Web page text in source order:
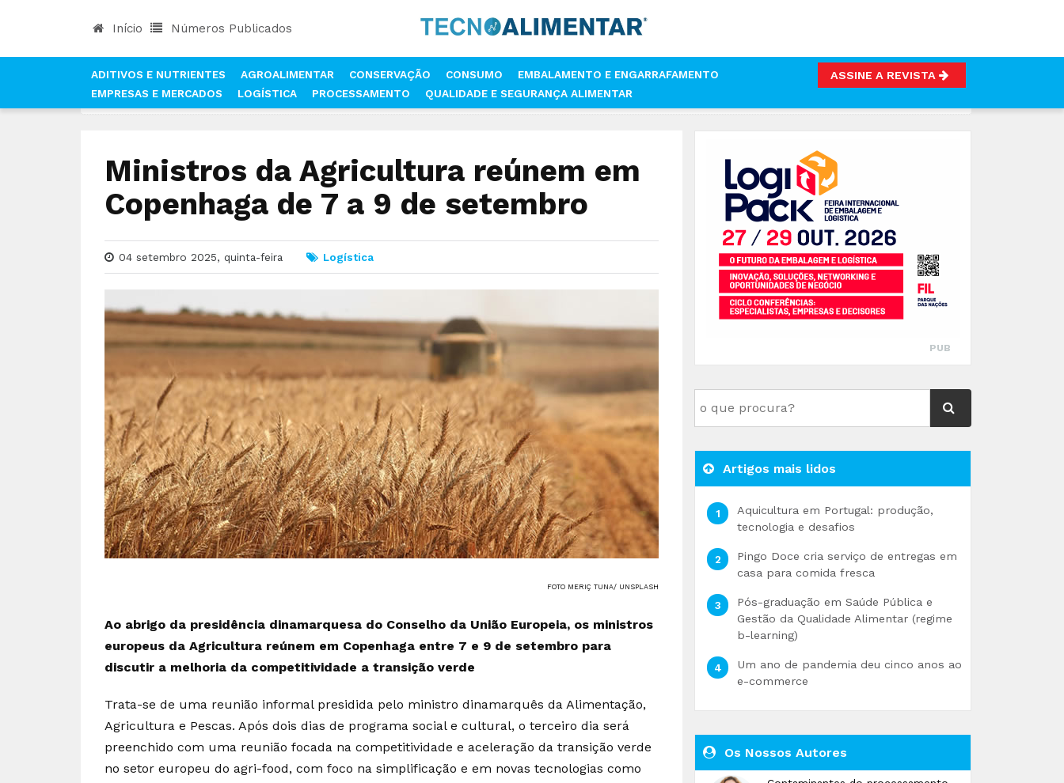
Início Números Publicados
ADITIVOS E NUTRIENTES AGROALIMENTAR CONSERVAÇÃO CONSUMO
EMBALAMENTO E ENGARRAFAMENTO
EMPRESAS E MERCADOS
LOGÍSTICA PROCESSAMENTO QUALIDADE E SEGURANÇA ALIMENTAR
ASSINE A REVISTA
MINISTROS DA AGRICULTURA REÚNEM EM COPENHAGA DE 7 A 9 DE SETEMBRO
Ministros da Agricultura reúnem em
Copenhaga de 7 a 9 de setembro
04 setembro 2025, quinta-feira Logística
FOTO MERIÇ TUNA/ UNSPLASH
Ao abrigo da presidência dinamarquesa do Conselho da União Europeia, os ministros
europeus da Agricultura reúnem em Copenhaga entre 7 e 9 de setembro para
discutir a melhoria da competitividade a transição verde
Trata-se de uma reunião informal presidida pelo ministro dinamarquês da Alimentação,
Agricultura e Pescas. Após dois dias de programa social e cultural, o terceiro dia será
preenchido com uma reunião focada na competitividade e aceleração da transição verde
no setor europeu do agri-food, com foco na simplificação e em novas tecnologias como
PUB
Artigos mais lidos
Aquicultura em Portugal: produção,
tecnologia e desafios
Pingo Doce cria serviço de entregas em
casa para comida fresca
Pós-graduação em Saúde Pública e
Gestão da Qualidade Alimentar (regime
b-learning)
Um ano de pandemia deu cinco anos ao
e-commerce
Os Nossos Autores